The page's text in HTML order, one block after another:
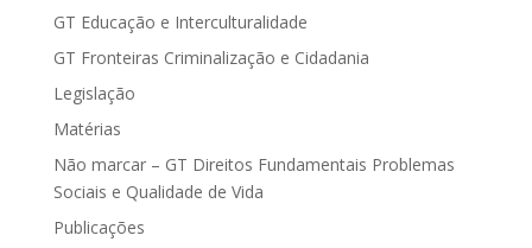
GT Educação e Interculturalidade
GT Fronteiras Criminalização e Cidadania
Legislação
Matérias
Não marcar – GT Direitos Fundamentais Problemas
Sociais e Qualidade de Vida
Publicações